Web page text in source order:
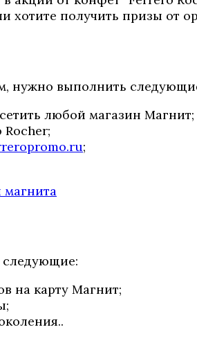
хотите получить призы от
нужно выполнить
любой магазин Магнит;
;
следующие:
на карту Магнит;